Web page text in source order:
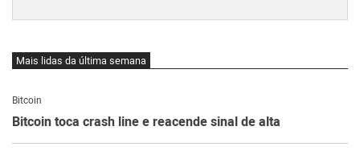
Mais lidas da última semana
Bitcoin
Bitcoin toca crash line e reacende sinal de alta